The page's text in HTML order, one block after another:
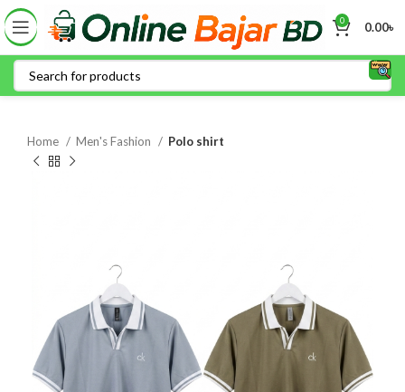
0 0.00৳
Home Men's Fashion Polo shirt